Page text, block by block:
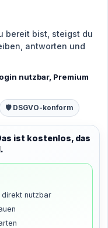
bereit bist, steigst du
antworten und
nutzbar, Premium
🛡️ DSGVO-konform
ist kostenlos, das
nutzbar